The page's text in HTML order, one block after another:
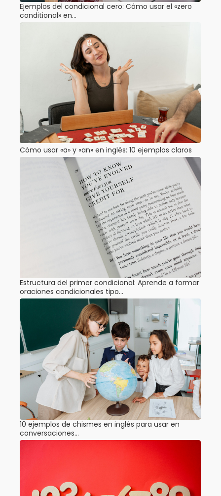
Ejemplos del condicional cero: Cómo usar el «zero
conditional» en…
Cómo usar «a» y «an» en inglés: 10 ejemplos claros
Estructura del primer condicional: Aprende a formar
oraciones condicionales tipo…
10 ejemplos de chismes en inglés para usar en
conversaciones…